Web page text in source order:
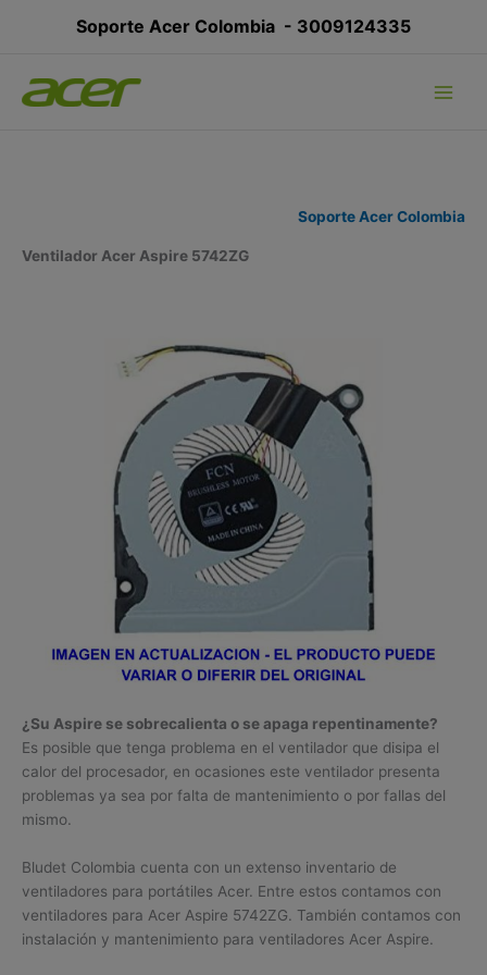
Soporte Acer Colombia - 3009124335
Soporte Acer Colombia
Ventilador Acer Aspire 5742ZG
¿Su Aspire se sobrecalienta o se apaga repentinamente?
Es posible que tenga problema en el ventilador que disipa el
calor del procesador, en ocasiones este ventilador presenta
problemas ya sea por falta de mantenimiento o por fallas del
mismo.
Bludet Colombia cuenta con un extenso inventario de
ventiladores para portátiles Acer. Entre estos contamos con
ventiladores para Acer Aspire 5742ZG. También contamos con
instalación y mantenimiento para ventiladores Acer Aspire.